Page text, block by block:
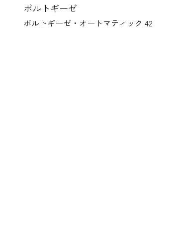
ポルトギーゼ
ポルトギーゼ・クロノグラフ